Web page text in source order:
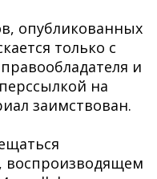
опубликованных
только с
и
на
заимствован.
воспроизводящем